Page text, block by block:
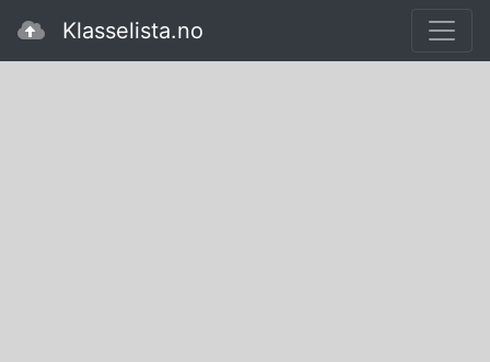
Klasselista.no